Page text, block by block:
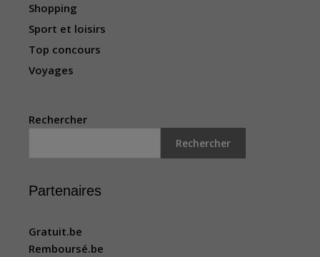
Shopping
Sport et loisirs
Top concours
Voyages
Rechercher
Rechercher
Partenaires
Gratuit.be
Remboursé.be